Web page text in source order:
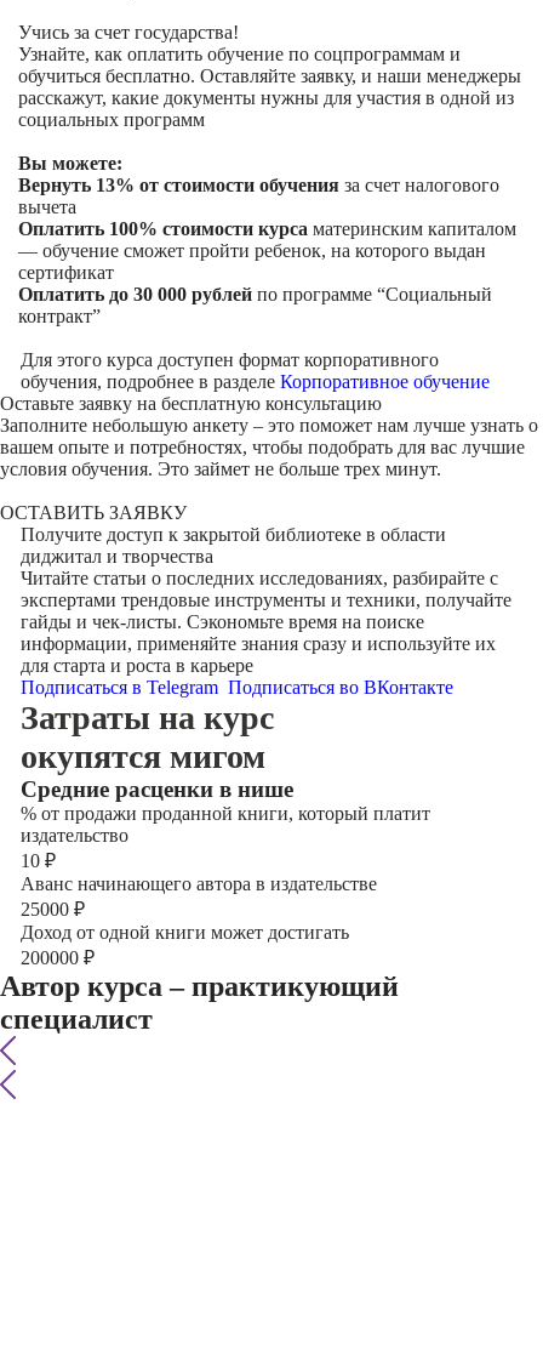
Учись за счет государства!
Узнайте, как оплатить обучение по соцпрограммам и
обучиться бесплатно. Оставляйте заявку, и наши менеджеры
расскажут, какие документы нужны для участия в одной из
социальных программ
Вы можете:
Вернуть 13% от стоимости обучения за счет налогового
вычета
Оплатить 100% стоимости курса материнским капиталом
— обучение сможет пройти ребенок, на которого выдан
сертификат
Оплатить до 30 000 рублей по программе “Социальный
контракт”
Для этого курса доступен формат корпоративного
обучения, подробнее в разделе Корпоративное обучение
Оставьте заявку на бесплатную консультацию
Заполните небольшую анкету – это поможет нам лучше узнать о
вашем опыте и потребностях, чтобы подобрать для вас лучшие
условия обучения. Это займет не больше трех минут.
ОСТАВИТЬ ЗАЯВКУ
Получите доступ к закрытой библиотекев области
диджитал и творчества
Читайте статьи о последних исследованиях, разбирайте с
экспертами трендовые инструменты и техники, получайте
гайды и чек-листы. Сэкономьте время на поиске
информации, применяйте знания сразу и используйте их
для старта и роста в карьере
Подписаться в Telegram Подписаться во ВКонтакте
Затраты на курс
окупятся мигом
Cредние расценки в нише
% от продажи проданной книги, который платит
издательство
10 ₽
Аванс начинающего автора в издательстве
25000 ₽
Доход от одной книги может достигать
200000 ₽
Автор курса – практикующий
специалист